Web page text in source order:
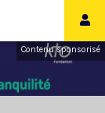
Contenu sponsorisé